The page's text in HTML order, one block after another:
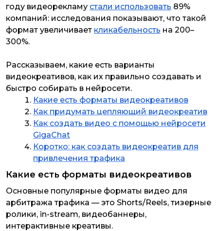
году видеорекламу стали использовать 89%
компаний: исследования показывают, что такой
формат увеличивает кликабельность на 200–
300%.
Рассказываем, какие есть варианты
видеокреативов, как их правильно создавать и
быстро собирать в нейросети.
Какие есть форматы видеокреативов
Как придумать цепляющий видеокреатив
Как создать видео с помощью нейросети
GigaChat
Коротко: как создать видеокреатив для
привлечения трафика
Какие есть форматы видеокреативов
Основные популярные форматы видео для
арбитража трафика — это Shorts/Reels, тизерные
ролики, in-stream, видеобаннеры,
интерактивные креативы.